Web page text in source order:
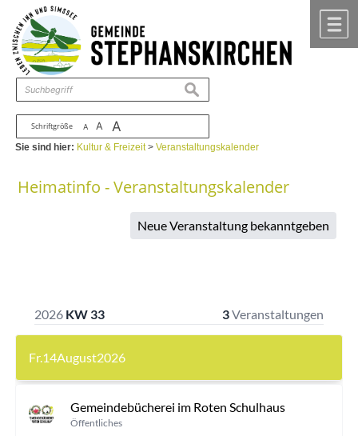
Zum Inhalt ,zur Navigation
Schriftgröße A A A
suchen
Sie sind hier: Kultur & Freizeit>Veranstaltungskalender
Heimatinfo - Veranstaltungskalender